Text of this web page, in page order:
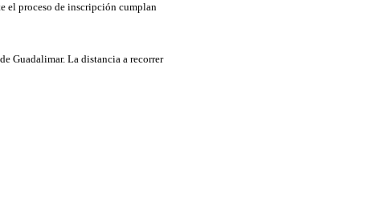
el proceso de inscripción cumplan
Guadalimar. La distancia a recorrer